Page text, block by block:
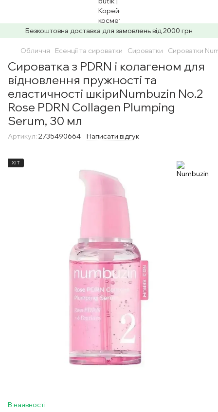
Безкоштовна доставка для замовлень від 2000 грн
Обличчя Есенції та сироватки Сироватки Сироватки
Сироватка з PDRN і колагеном для
відновлення пружності та
еластичності шкіриNumbuzin No.2
Rose PDRN Collagen Plumping
Serum, 30 мл
Артикул: 2735490664 Написати відгук
ХІТ
В наявності